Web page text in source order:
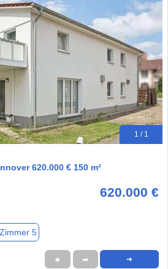
1 / 1
620.000 € 150 m²
620.000 €
Zimmer 5
★ ➦ ➜